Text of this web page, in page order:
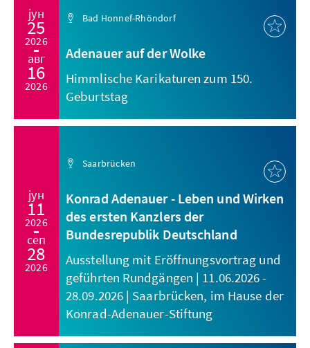
јун
25
2026
авг
16
2026
Bad Honnef-Rhöndorf
Adenauer auf der Wolke
Himmlische Karikaturen zum 150.
Geburtstag
јун
11
2026
сеп
28
2026
Saarbrücken
Konrad Adenauer - Leben und Wirken
des ersten Kanzlers der
Bundesrepublik Deutschland
Ausstellung mit Eröffnungsvortrag und
geführten Rundgängen | 11.06.2026 -
28.09.2026 | Saarbrücken, im Hause der
Konrad-Adenauer-Stiftung